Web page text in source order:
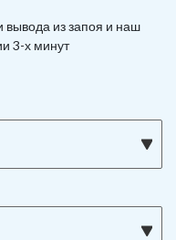
вывода из запоя и наш
3-х минут